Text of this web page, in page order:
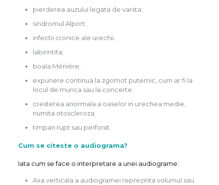
pierderea auzului legata de varsta;
sindromul Alport;
infectii cronice ale urechii;
labirintita;
boala Ménière;
expunere continua la zgomot puternic, cum ar fi la
locul de munca sau la concerte;
cresterea anormala a oaselor in urechea medie,
numita otoscleroza;
timpan rupt sau perforat.
Cum se citeste o audiograma?
Iata cum se face o interpretare a unei audiograme:
Axa verticala a audiogramei reprezinta volumul sau